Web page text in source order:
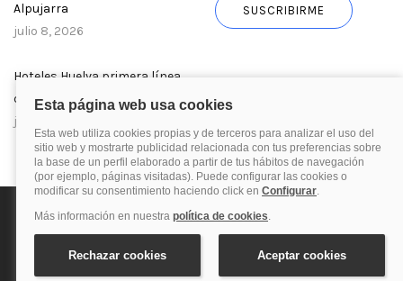
Alpujarra
julio 8, 2026
Hoteles Huelva primera línea
de playa
julio 1, 2026
© 2025 Blog de quehoteles.com. Todos los derechos reservados.